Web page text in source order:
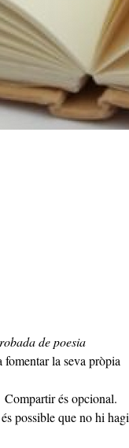
de poesia
fomentar la seva pròpia
possible que no hi hagi